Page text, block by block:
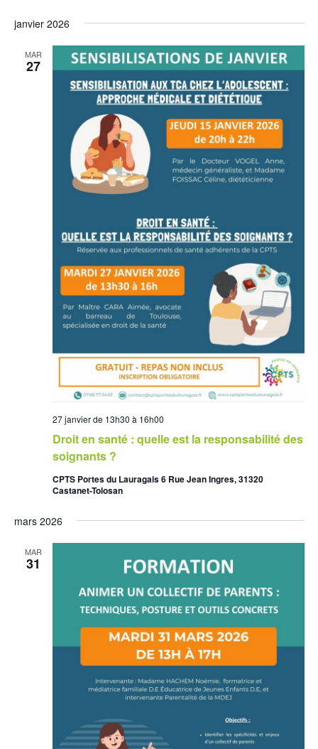
janvier 2026
MAR
27
27 janvier de 13h30 à 16h00
Droit en santé : quelle est la responsabilité des
soignants ?
CPTS Portes du Lauragais 6 Rue Jean Ingres, 31320
Castanet-Tolosan
mars 2026
MAR
31